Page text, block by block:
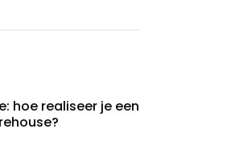
hoe realiseer je een